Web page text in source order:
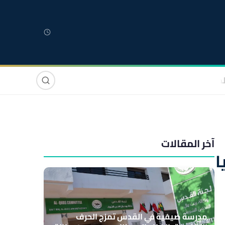
صوت وصورة
آخر المقالات
مدرسة صيفية في القدس تمزج الحرف